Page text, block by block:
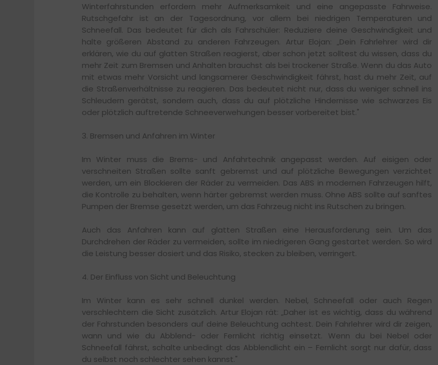
Winterfahrstunden erfordern mehr Aufmerksamkeit und eine angepasste Fahrweise.
Rutschgefahr ist an der Tagesordnung, vor allem bei niedrigen Temperaturen und
Schneefall. Das bedeutet für dich als Fahrschüler: Reduziere deine Geschwindigkeit und
halte größeren Abstand zu anderen Fahrzeugen. Artur Elojan: „Dein Fahrlehrer wird dir
erklären, wie du auf glatten Straßen reagierst, aber schon jetzt solltest du wissen, dass du
mehr Zeit zum Bremsen und Anhalten brauchst als bei trockener Straße. Wenn du das Auto
mit etwas mehr Vorsicht und langsamerer Geschwindigkeit fährst, hast du mehr Zeit, auf
die Straßenverhältnisse zu reagieren. Das bedeutet nicht nur, dass du weniger schnell ins
Schleudern gerätst, sondern auch, dass du auf plötzliche Hindernisse wie schwarzes Eis
oder plötzlich auftretende Schneeverwehungen besser vorbereitet bist."
3. Bremsen und Anfahren im Winter
Im Winter muss die Brems- und Anfahrtechnik angepasst werden. Auf eisigen oder
verschneiten Straßen sollte sanft gebremst und auf plötzliche Bewegungen verzichtet
werden, um ein Blockieren der Räder zu vermeiden. Das ABS in modernen Fahrzeugen hilft,
die Kontrolle zu behalten, wenn härter gebremst werden muss. Ohne ABS sollte auf sanftes
Pumpen der Bremse gesetzt werden, um das Fahrzeug nicht ins Rutschen zu bringen.
Auch das Anfahren kann auf glatten Straßen eine Herausforderung sein. Um das
Durchdrehen der Räder zu vermeiden, sollte im niedrigeren Gang gestartet werden. So wird
die Leistung besser dosiert und das Risiko, stecken zu bleiben, verringert.
4. Der Einfluss von Sicht und Beleuchtung
Im Winter kann es sehr schnell dunkel werden. Nebel, Schneefall oder auch Regen
verschlechtern die Sicht zusätzlich. Artur Elojan rät: „Daher ist es wichtig, dass du während
der Fahrstunden besonders auf deine Beleuchtung achtest. Dein Fahrlehrer wird dir zeigen,
wann und wie du Abblend- oder Fernlicht richtig einsetzt. Wenn du bei Nebel oder
Schneefall fährst, schalte unbedingt das Abblendlicht ein – Fernlicht sorgt nur dafür, dass
du selbst noch schlechter sehen kannst."